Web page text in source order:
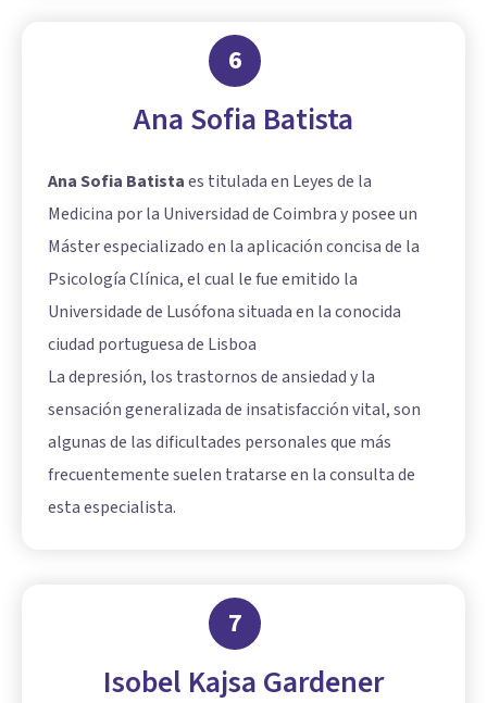
6
Ana Sofia Batista
Ana Sofia Batistaes titulada en Leyes de la
Medicina por la Universidad de Coimbra y posee un
Máster especializado en la aplicación concisa de la
Psicología Clínica, el cual le fue emitido la
Universidade de Lusófona situada en la conocida
ciudad portuguesa de Lisboa
La depresión, los trastornos de ansiedad y la
sensación generalizada de insatisfacción vital, son
algunas de las dificultades personales que más
frecuentemente suelen tratarse en la consulta de
esta especialista.
7
Isobel Kajsa Gardener